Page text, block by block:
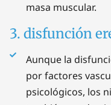
masa muscular.
3. disfunción
Aunque la
por factores
psicológicos, los